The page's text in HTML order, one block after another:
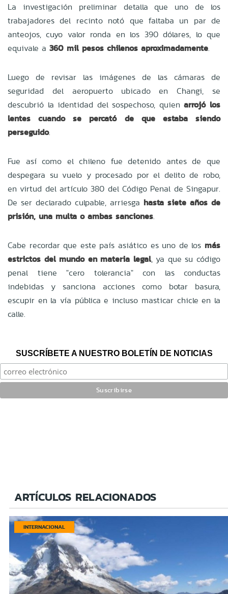
La investigación preliminar detalla que uno de los
trabajadores del recinto notó que faltaba un par de
anteojos, cuyo valor ronda en los 390 dólares, lo que
equivale a 360 mil pesos chilenos aproximadamente.
Luego de revisar las imágenes de las cámaras de
seguridad del aeropuerto ubicado en Changi, se
descubrió la identidad del sospechoso, quienarrojó los
lentes cuando se percató de que estaba siendo
perseguido.
Fue así como el chileno fue detenido antes de que
despegara su vuelo y procesado por el delito de robo,
en virtud del artículo 380 del Código Penal de Singapur.
De ser declarado culpable, arriesga hasta siete años de
prisión, una multa o ambas sanciones.
Cabe recordar que este país asiático es uno de los más
estrictos del mundo en materia legal, ya que su código
penal tiene "cero tolerancia" con las conductas
indebidas y sanciona acciones como botar basura,
escupir en la vía pública e incluso masticar chicle en la
calle.
SUSCRÍBETE A NUESTRO BOLETÍN DE NOTICIAS
ARTÍCULOS RELACIONADOS
INTERNACIONAL